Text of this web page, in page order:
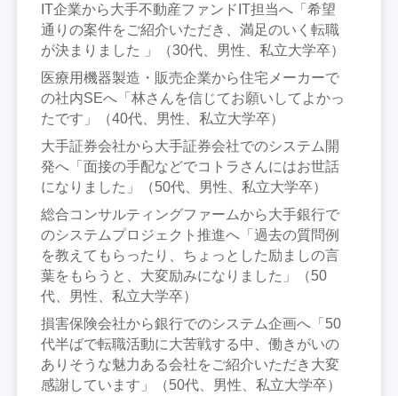
IT企業から大手不動産ファンドIT担当へ「希望
通りの案件をご紹介いただき、満足のいく転職
が決まりました 」（30代、男性、私立大学卒）
医療用機器製造・販売企業から住宅メーカーで
の社内SEへ「林さんを信じてお願いしてよかっ
たです」（40代、男性、私立大学卒）
大手証券会社から大手証券会社でのシステム開
発へ「面接の手配などでコトラさんにはお世話
になりました」（50代、男性、私立大学卒）
総合コンサルティングファームから大手銀行で
のシステムプロジェクト推進へ「過去の質問例
を教えてもらったり、ちょっとした励ましの言
葉をもらうと、大変励みになりました」（50
代、男性、私立大学卒）
損害保険会社から銀行でのシステム企画へ「50
代半ばで転職活動に大苦戦する中、働きがいの
ありそうな魅力ある会社をご紹介いただき大変
感謝しています」（50代、男性、私立大学卒）